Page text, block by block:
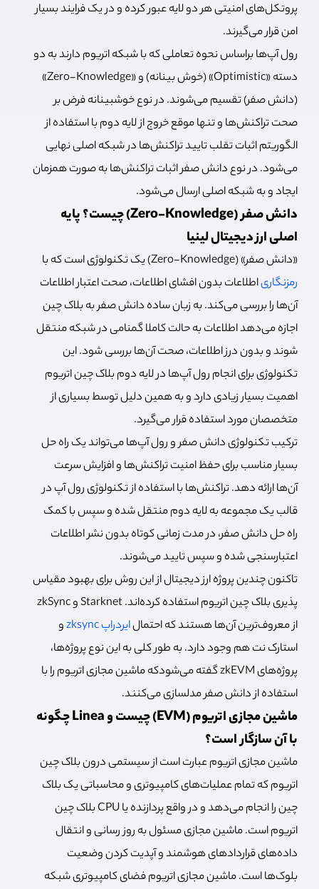
پروتکل‌های امنیتی هر دو لایه عبور کرده و در یک فرایند بسیار
امن قرار می‌گیرند.
رول آپ‌ها براساس نحوه تعاملی که با شبکه اتریوم دارند به دو
دسته «Optimistic» (خوش بینانه) و «Zero-Knowledge»
(دانش صفر) تقسیم می‌شوند. در نوع خوشبینانه فرض بر
صحت تراکنش‌ها و تنها موقع خروج از لایه دوم با استفاده از
الگوریتم اثبات تقلب تایید تراکنش‌ها در شبکه اصلی نهایی
می‌شود. در نوع دانش صفر اثبات تراکنش‌ها به صورت همزمان
ایجاد و به شبکه اصلی ارسال می‌شود.
دانش صفر (Zero-Knowledge) چیست؟ پایه
اصلی ارز دیجیتال لینیا
«دانش صفر» (Zero-Knowledge) یک تکنولوژی است که با
رمزنگاریاطلاعات بدون افشای اطلاعات، صحت اعتبار اطلاعات
آن‌ها را بررسی می‌کند. به زبان ساده دانش صفر به بلاک چین
اجازه می‌دهد اطلاعات به حالت کاملا گمنامی در شبکه منتقل
شوند و بدون درز اطلاعات، صحت آن‌ها بررسی شود. این
تکنولوژی برای انجام رول آپ‌ها در لایه دوم بلاک چین اتریوم
اهمیت بسیار زیادی دارد و به همین دلیل توسط بسیاری از
متخصصان مورد استفاده قرار می‌گیرد.
ترکیب تکنولوژی دانش صفر و رول آپ‌ها می‌تواند یک راه حل
بسیار مناسب برای حفظ امنیت تراکنش‌ها و افزایش سرعت
آن‌ها ارائه دهد. تراکنش‌ها با استفاده از تکنولوژی رول آپ در
قالب یک مجموعه به لایه دوم منتقل شده و سپس با کمک
راه حل دانش صفر، در مدت زمانی کوتاه بدون نشر اطلاعات
اعتبارسنجی شده و سپس تایید می‌شوند.
تاکنون چندین پروژه ارز دیجیتال از این روش برای بهبود مقیاس
پذیری بلاک چین اتریوم استفاده کرده‌اند. Starknet و zkSync
از معروف‌ترین آن‌ها هستند که احتمالایردراپ zksync
و
استارک نت هم وجود دارد. به طور کلی به این نوع پروژه‌ها،
پروژه‌های zkEVM گفته می‌شودکه ماشین مجازی اتریوم را با
استفاده از دانش صفر مدلسازی می‌کنند.
ماشین مجازی اتریوم (EVM) چیست و Linea چگونه
با آن سازگار است؟
ماشین مجازی اتریوم عبارت است از سیستمی درون بلاک چین
اتریوم که تمام عملیات‌های کامپیوتری و محاسباتی یک بلاک
چین را انجام می‌دهد و در واقع پردازنده یا CPU بلاک چین
اتریوم است. ماشین مجازی مسئول به روز رسانی و انتقال
داده‌های قراردادهای هوشمند و آپدیت کردن وضعیت
بلوک‌ها است. ماشین مجازی اتریوم فضای کامپیوتری شبکه